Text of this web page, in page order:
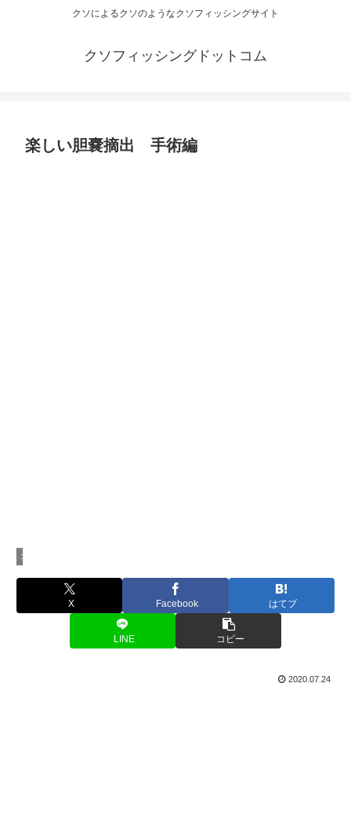
クソによるクソのようなクソフィッシングサイト
クソフィッシングドットコム
楽しい胆嚢摘出 手術編
コラム
X Facebook はてブ
LINE コピー
2020.07.24